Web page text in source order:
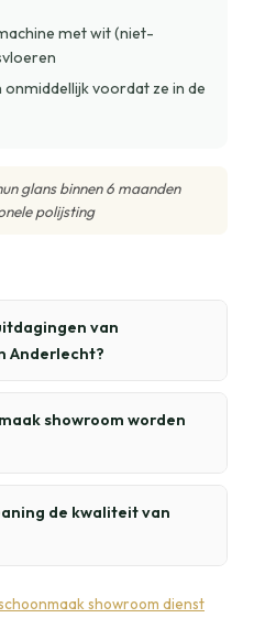
met wit (niet-
voordat ze in de
glans binnen 6 maanden
polijsting
van
Anderlecht?
showroom worden
de kwaliteit van
showroom dienst